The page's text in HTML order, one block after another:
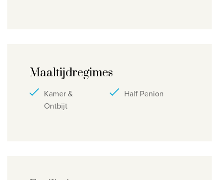
Maaltijdregimes
Kamer &
Ontbijt
Half Penion